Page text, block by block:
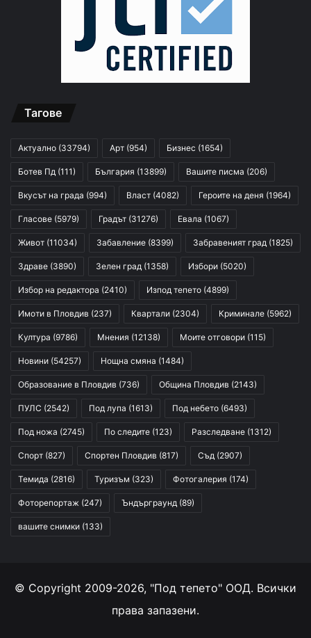
Тагове
Актуално (33794) Арт (954) Бизнес (1654)
Ботев Пд (111) България (13899) Вашите писма (206)
Вкусът на града (994) Власт (4082) Героите на деня (1964)
Гласове (5979) Градът (31276) Евала (1067)
Живот (11034) Забавление (8399) Забравеният град (1825)
Здраве (3890) Зелен град (1358) Избори (5020)
Избор на редактора (2410) Изпод тепето (4899)
Имоти в Пловдив (237) Квартали (2304) Криминале (5962)
Култура (9786) Мнения (12138) Моите отговори (115)
Новини (54257) Нощна смяна (1484)
Образование в Пловдив (736) Община Пловдив (2143)
ПУЛС (2542) Под лупа (1613) Под небето (6493)
Под ножа (2745) По следите (123) Разследване (1312)
Спорт (827) Спортен Пловдив (817) Съд (2907)
Темида (2816) Туризъм (323) Фотогалерия (174)
Фоторепортаж (247) Ъндърграунд (89)
вашите снимки (133)
© Copyright 2009-2026, "Под тепето" ООД. Всички
права запазени.